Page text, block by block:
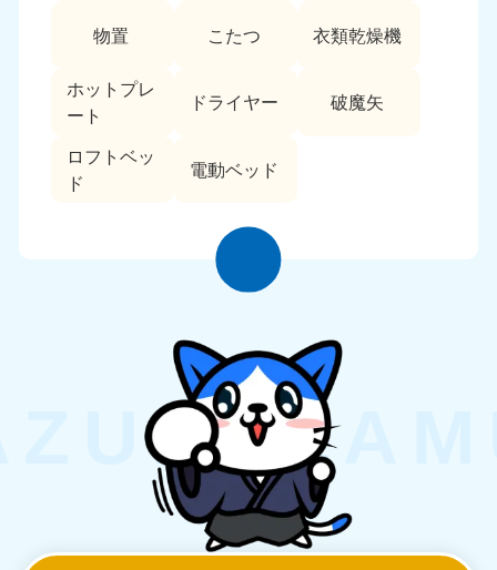
物置 こたつ 衣類乾燥機
ホットプレ
ート
ドライヤー 破魔矢
ロフトベッ
ド
電動ベッド